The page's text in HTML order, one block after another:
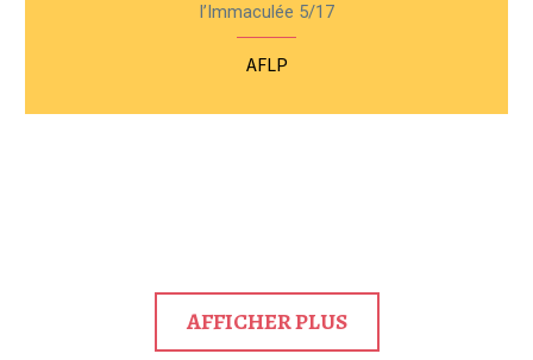
l’Immaculée 5/17
AFLP
AFFICHER PLUS